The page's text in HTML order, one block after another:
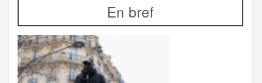
En bref